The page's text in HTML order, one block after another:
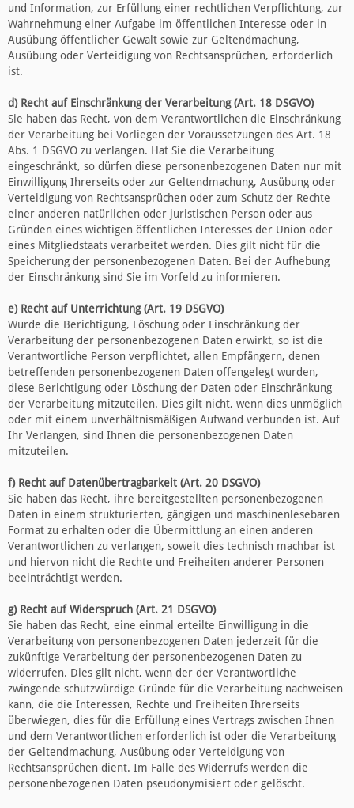
und Information, zur Erfüllung einer rechtlichen Verpflichtung, zur
Wahrnehmung einer Aufgabe im öffentlichen Interesse oder in
Ausübung öffentlicher Gewalt sowie zur Geltendmachung,
Ausübung oder Verteidigung von Rechtsansprüchen, erforderlich
ist.
d) Recht auf Einschränkung der Verarbeitung (Art. 18 DSGVO)
Sie haben das Recht, von dem Verantwortlichen die Einschränkung
der Verarbeitung bei Vorliegen der Voraussetzungen des Art. 18
Abs. 1 DSGVO zu verlangen. Hat Sie die Verarbeitung
eingeschränkt, so dürfen diese personenbezogenen Daten nur mit
Einwilligung Ihrerseits oder zur Geltendmachung, Ausübung oder
Verteidigung von Rechtsansprüchen oder zum Schutz der Rechte
einer anderen natürlichen oder juristischen Person oder aus
Gründen eines wichtigen öffentlichen Interesses der Union oder
eines Mitgliedstaats verarbeitet werden. Dies gilt nicht für die
Speicherung der personenbezogenen Daten. Bei der Aufhebung
der Einschränkung sind Sie im Vorfeld zu informieren.
e) Recht auf Unterrichtung (Art. 19 DSGVO)
Wurde die Berichtigung, Löschung oder Einschränkung der
Verarbeitung der personenbezogenen Daten erwirkt, so ist die
Verantwortliche Person verpflichtet, allen Empfängern, denen
betreffenden personenbezogenen Daten offengelegt wurden,
diese Berichtigung oder Löschung der Daten oder Einschränkung
der Verarbeitung mitzuteilen. Dies gilt nicht, wenn dies unmöglich
oder mit einem unverhältnismäßigen Aufwand verbunden ist. Auf
Ihr Verlangen, sind Ihnen die personenbezogenen Daten
mitzuteilen.
f) Recht auf Datenübertragbarkeit (Art. 20 DSGVO)
Sie haben das Recht, ihre bereitgestellten personenbezogenen
Daten in einem strukturierten, gängigen und maschinenlesebaren
Format zu erhalten oder die Übermittlung an einen anderen
Verantwortlichen zu verlangen, soweit dies technisch machbar ist
und hiervon nicht die Rechte und Freiheiten anderer Personen
beeinträchtigt werden.
g) Recht auf Widerspruch (Art. 21 DSGVO)
Sie haben das Recht, eine einmal erteilte Einwilligung in die
Verarbeitung von personenbezogenen Daten jederzeit für die
zukünftige Verarbeitung der personenbezogenen Daten zu
widerrufen. Dies gilt nicht, wenn der der Verantwortliche
zwingende schutzwürdige Gründe für die Verarbeitung nachweisen
kann, die die Interessen, Rechte und Freiheiten Ihrerseits
überwiegen, dies für die Erfüllung eines Vertrags zwischen Ihnen
und dem Verantwortlichen erforderlich ist oder die Verarbeitung
der Geltendmachung, Ausübung oder Verteidigung von
Rechtsansprüchen dient. Im Falle des Widerrufs werden die
personenbezogenen Daten pseudonymisiert oder gelöscht.